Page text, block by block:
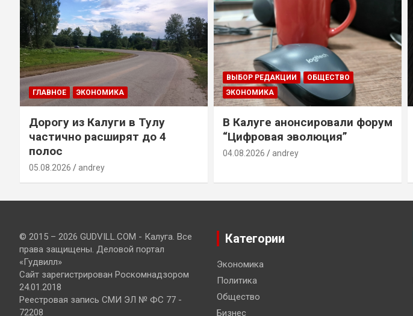
ГЛАВНОЕ ЭКОНОМИКА
Дорогу из Калуги в Тулу
частично расширят до 4
полос
05.08.2026 andrey
ВЫБОР РЕДАКЦИИ
ОБЩЕСТВО
ЭКОНОМИКА
В Калуге анонсировали форум
“Цифровая эволюция”
04.08.2026 andrey
© 2015 – 2026 GUDVILL.COM - Калуга. Все
права защищены. Деловой портал
«Гудвилл»
Сайт зарегистрирован Роскомнадзором
24.01.2018
Реестровая запись СМИ ЭЛ № ФС 77 -
72208
Категории
Экономика
Политика
Общество
Бизнес